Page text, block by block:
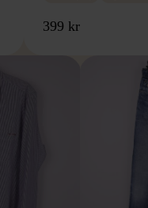
399 kr